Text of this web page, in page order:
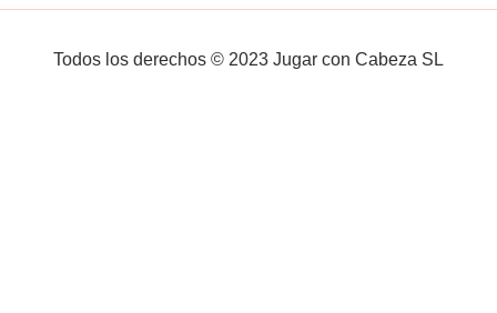
Todos los derechos © 2023 Jugar con Cabeza SL